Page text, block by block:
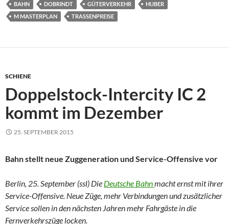
BAHN DOBRINDT GÜTERVERKEHR
HUBER
M MASTERPLAN
TRASSENPREISE
SCHIENE
Doppelstock-Intercity IC 2
kommt im Dezember
25. SEPTEMBER 2015
Bahn stellt neue Zuggeneration und Service-Offensive vor
Berlin, 25. September (ssl) Die Deutsche Bahnmacht ernst mit ihrer
Service-Offensive. Neue Züge, mehr Verbindungen und zusätzlicher
Service sollen in den nächsten Jahren mehr Fahrgäste in die
Fernverkehrszüge locken.